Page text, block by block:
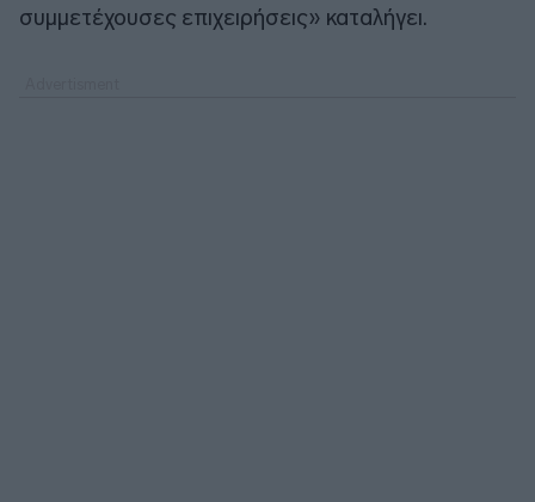
συμμετέχουσες επιχειρήσεις» καταλήγει.